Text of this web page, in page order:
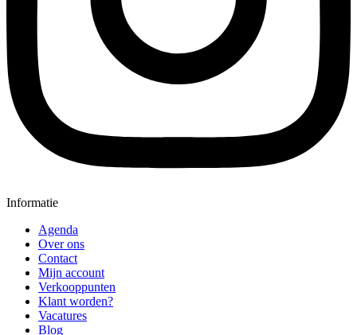
Informatie
Agenda
Over ons
Contact
Mijn account
Verkooppunten
Klant worden?
Vacatures
Blog